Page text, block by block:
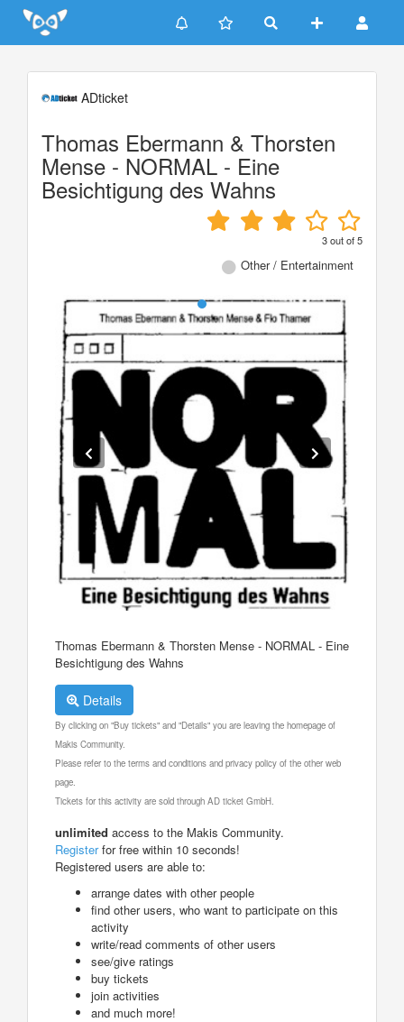
Update cookies preferences
ADticket
Thomas Ebermann & Thorsten
Mense - NORMAL - Eine
Besichtigung des Wahns
3out of5
Other / Entertainment
Thomas Ebermann & Thorsten Mense - NORMAL - Eine
Besichtigung des Wahns
Details
By clicking on "Buy tickets" and "Details" you are leaving the homepage of
Makis Community.
Please refer to the terms and conditions and privacy policy of the other web
page.
Tickets for this activity are sold through AD ticket GmbH.
unlimited access to the Makis Community.
Registerfor free within 10 seconds!
Registered users are able to:
arrange dates with other people
find other users, who want to participate on this
activity
write/read comments of other users
see/give ratings
buy tickets
join activities
and much more!